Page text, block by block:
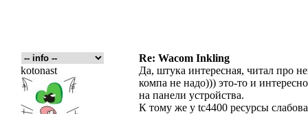
Re: Wacom Inkling
kotonast
Да, штука интересная, читал про
компа не надо))) это-то и
на панели устройства.
К тому же у tc4400 ресурсы